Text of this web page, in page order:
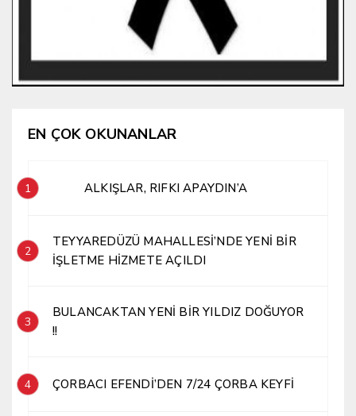
EN ÇOK OKUNANLAR
1 ALKIŞLAR, RIFKI APAYDIN’A
2
TEYYAREDÜZÜ MAHALLESİ’NDE YENİ BİR
İŞLETME HİZMETE AÇILDI
3
BULANCAKTAN YENİ BİR YILDIZ DOĞUYOR
!!
4 ÇORBACI EFENDİ’DEN 7/24 ÇORBA KEYFİ